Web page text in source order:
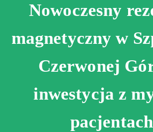
Nowoczesny
magnetyczny w
Czerwonej
inwestycja z
pacjentach